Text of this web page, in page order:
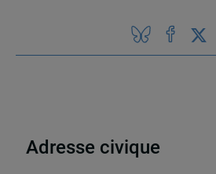
Adresse civique